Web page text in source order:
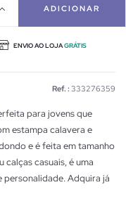
ADICIONAR
ENVIO AO LOJAGRÁTIS
Ref. : 333276359
para jovens que
estampa calavera e
e é feita em tamanho
casuais, é uma
Adquira já